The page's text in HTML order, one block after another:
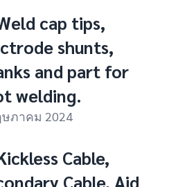
cap tips,
shunts,
and part for
welding.
ภาคม 2024
Cable,
Cable, Aid